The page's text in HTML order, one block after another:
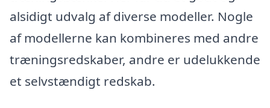
alsidigt udvalg af diverse modeller. Nogle
af modellerne kan kombineres med andre
træningsredskaber, andre er udelukkende
et selvstændigt redskab.